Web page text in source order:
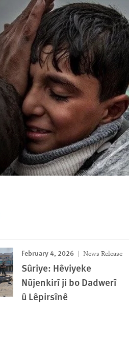
February 4, 2026 News Release
Sûriye: Hêviyeke
Nûjenkirî ji bo Dadwerî
û Lêpirsînê